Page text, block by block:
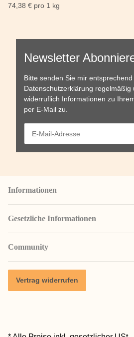
74,38 € pro 1 kg
Newsletter
Bitte senden Sie mir
Datenschutzerklärung regelmäßig
widerruflich Informationen zu
per E-Mail zu.
Informationen
Gesetzliche Informationen
Community
Vertrag widerrufen